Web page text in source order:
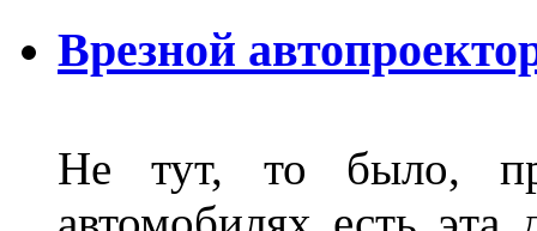
Врезной
Не тут, то было,